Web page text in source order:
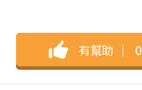
有幫助 ｜ 0